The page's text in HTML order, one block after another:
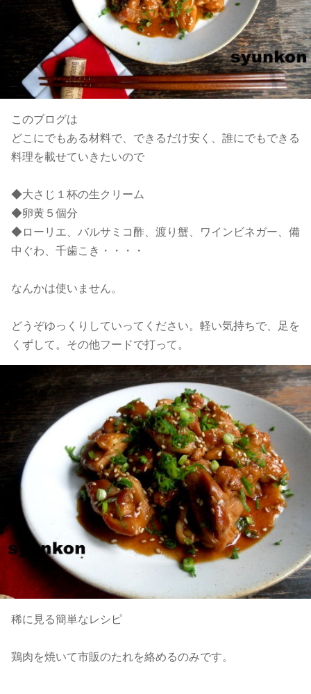
このブログは
どこにでもある材料で、できるだけ安く、誰にでもできる
料理を載せていきたいので
◆大さじ１杯の生クリーム
◆卵黄５個分
◆ローリエ、バルサミコ酢、渡り蟹、ワインビネガー、備
中ぐわ、千歯こき・・・・
なんかは使いません。
どうぞゆっくりしていってください。軽い気持ちで、足を
くずして。その他フードで打って。
稀に見る簡単なレシピ
鶏肉を焼いて市販のたれを絡めるのみです。